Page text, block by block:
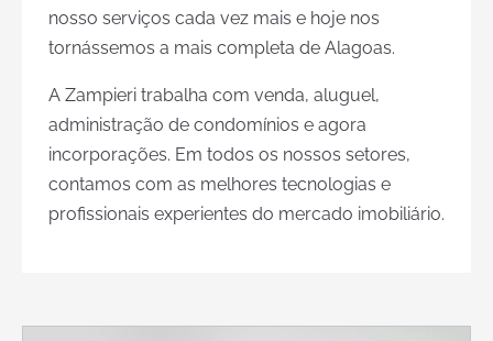
nosso serviços cada vez mais e hoje nos
tornássemos a mais completa de Alagoas.
A Zampieri trabalha com venda, aluguel,
administração de condomínios e agora
incorporações. Em todos os nossos setores,
contamos com as melhores tecnologias e
profissionais experientes do mercado imobiliário.